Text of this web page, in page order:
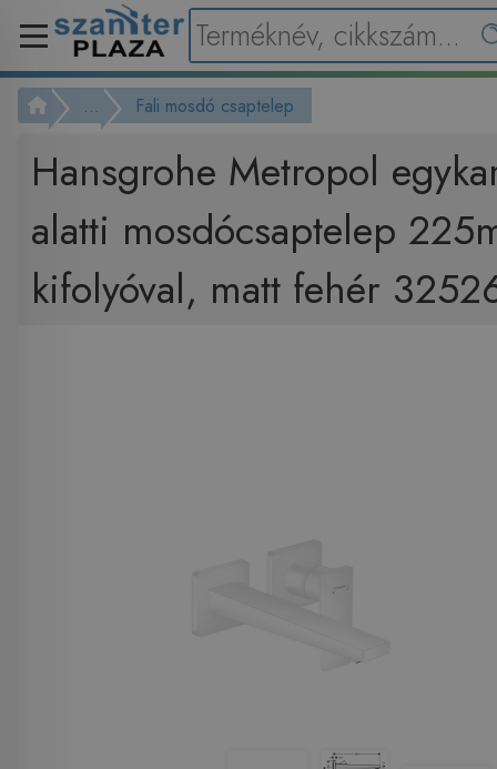
... Fali mosdó csaptelep
Hansgrohe Metropol
alatti mosdócsaptelep
kifolyóval, matt fehér